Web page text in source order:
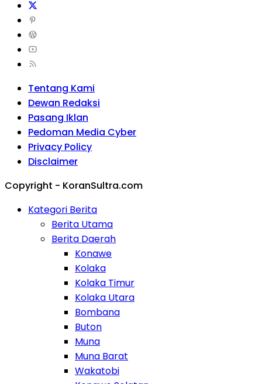
Tentang Kami
Dewan Redaksi
Pasang Iklan
Pedoman Media Cyber
Privacy Policy
Disclaimer
Copyright - KoranSultra.com
Kategori Berita
Berita Utama
Berita Daerah
Konawe
Kolaka
Kolaka Timur
Kolaka Utara
Bombana
Buton
Muna
Muna Barat
Wakatobi